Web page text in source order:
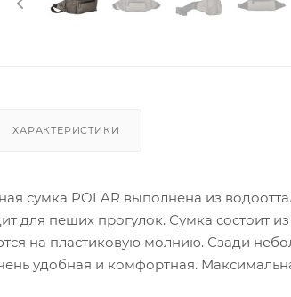
ХАРАКТЕРИСТИКИ
сумка POLAR выполнена из
для пеших прогулок. Сумка состоит
на пластиковую молнию. Сзади
удобная и комфортная.